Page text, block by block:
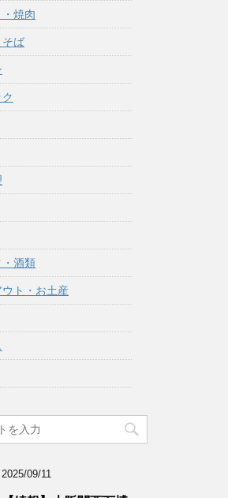
焼肉
そば
・酒類
ウト・お土産
2025/09/11